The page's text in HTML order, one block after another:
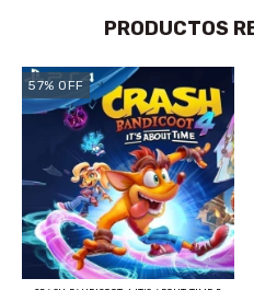
PRODUCTOS
57% OFF